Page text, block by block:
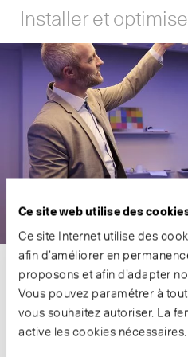
Ce site web utilise des
Ce site Internet utilise des
afin d’améliorer en
proposons et afin d’adapter
Vous pouvez paramétrer à
vous souhaitez autoriser. La
active les cookies nécessaires.
Installer et
Éclairer et
Pour être esthétiques, les mises
être parfaitement réalisées.